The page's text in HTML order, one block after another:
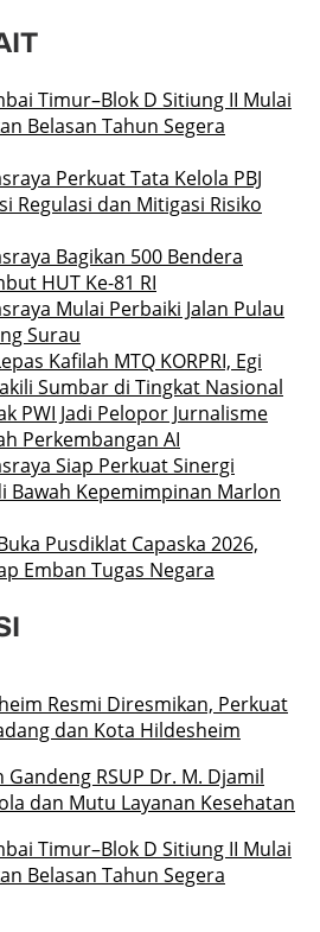
Timur–Blok D Sitiung II Mulai
Belasan Tahun Segera
Perkuat Tata Kelola PBJ
Regulasi dan Mitigasi Risiko
Bagikan 500 Bendera
HUT Ke-81 RI
Mulai Perbaiki Jalan Pulau
Surau
Kafilah MTQ KORPRI, Egi
Sumbar di Tingkat Nasional
PWI Jadi Pelopor Jurnalisme
Perkembangan AI
Siap Perkuat Sinergi
Bawah Kepemimpinan Marlon
Pusdiklat Capaska 2026,
Emban Tugas Negara
Resmi Diresmikan, Perkuat
dan Kota Hildesheim
RSUP Dr. M. Djamil
dan Mutu Layanan Kesehatan
Timur–Blok D Sitiung II Mulai
Belasan Tahun Segera